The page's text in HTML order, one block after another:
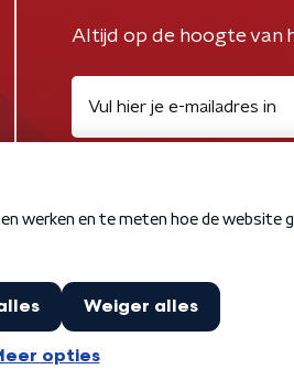
Altijd op de hoogte van